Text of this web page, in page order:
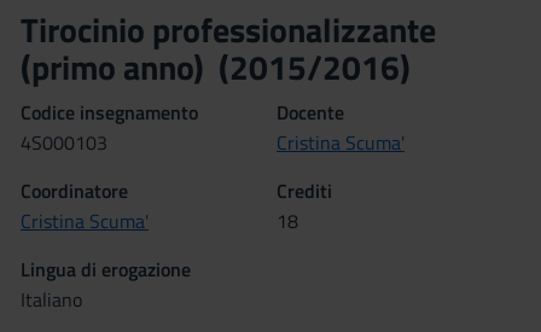
Tirocinio professionalizzante
(primo anno) (2015/2016)
Codice insegnamento
4S000103
Docente
Cristina Scuma'
Coordinatore
Cristina Scuma'
Crediti
18
Lingua di erogazione
Italiano